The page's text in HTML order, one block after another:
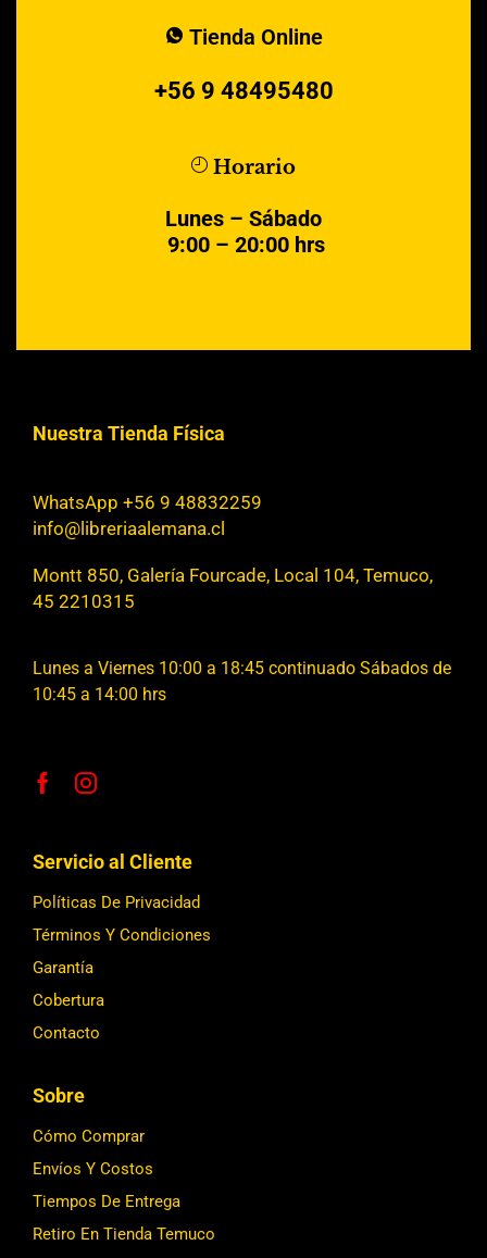
Tienda Online
+56 9 48495480
Horario
Lunes – Sábado
9:00 – 20:00 hrs
Nuestra Tienda Física
WhatsApp +56 9 48832259
info@libreriaalemana.cl
Montt 850, Galería Fourcade, Local 104, Temuco,
45 2210315
Lunes a Viernes 10:00 a 18:45 continuado Sábados de
10:45 a 14:00 hrs
Servicio al Cliente
Políticas De Privacidad
Términos Y Condiciones
Garantía
Cobertura
Contacto
Sobre
Cómo Comprar
Envíos Y Costos
Tiempos De Entrega
Retiro En Tienda Temuco